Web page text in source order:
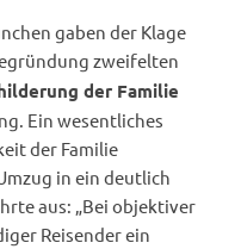
gaben der Klage
zweifelten
der Familie
Ein wesentliches
der Familie
in ein deutlich
aus: „Bei objektiver
Reisender ein